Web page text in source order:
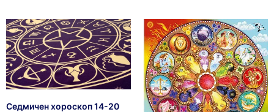
Седмичен хороскоп 14-20